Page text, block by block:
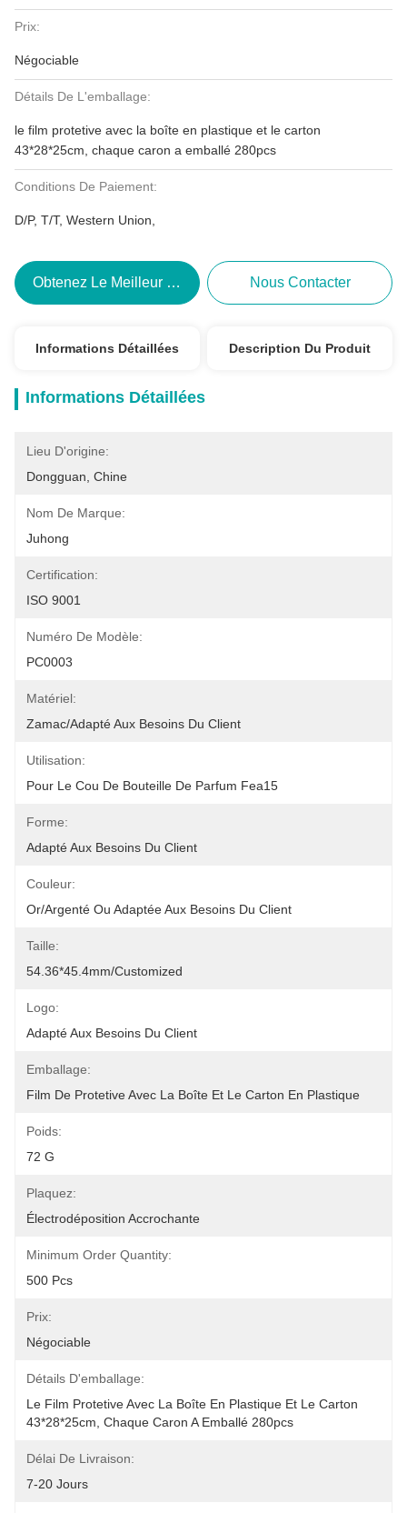
Prix:
Négociable
Détails De L'emballage:
le film protetive avec la boîte en plastique et le carton
43*28*25cm, chaque caron a emballé 280pcs
Conditions De Paiement:
D/P, T/T, Western Union,
Obtenez Le Meilleur Prix Nous Contacter
Informations Détaillées Description Du Produit
Informations Détaillées
Lieu D'origine:
Dongguan, Chine
Nom De Marque:
Juhong
Certification:
ISO 9001
Numéro De Modèle:
PC0003
Matériel:
Zamac/adapté Aux Besoins Du Client
Utilisation:
Pour Le Cou De Bouteille De Parfum Fea15
Forme:
Adapté Aux Besoins Du Client
Couleur:
Or/argenté Ou Adaptée Aux Besoins Du Client
Taille:
54.36*45.4mm/Customized
Logo:
Adapté Aux Besoins Du Client
Emballage:
Film De Protetive Avec La Boîte Et Le Carton En Plastique
Poids:
72 G
Plaquez:
Électrodéposition Accrochante
Minimum Order Quantity:
500 Pcs
Prix:
Négociable
Détails D'emballage:
Le Film Protetive Avec La Boîte En Plastique Et Le Carton
43*28*25cm, Chaque Caron A Emballé 280pcs
Délai De Livraison:
7-20 Jours